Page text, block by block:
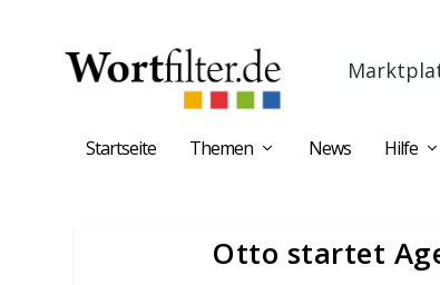
Startseite Themen News Hilfe
Otto startet